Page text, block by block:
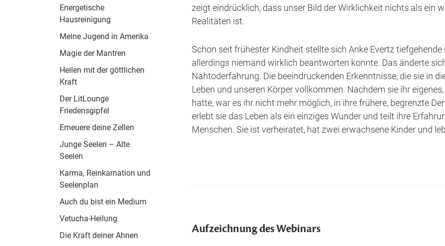
Energetische
Hausreinigung
Meine Jugend in Amerika
Magie der Mantren
Heilen mit der göttlichen
Kraft
Der LitLounge
Friedensgipfel
Erneuere deine Zellen
Junge Seelen – Alte
Seelen
Karma, Reinkarnation und
Seelenplan
Auch du bist ein Medium
Vetucha-Heilung
Die Kraft deiner Ahnen
zeigt eindrücklich, dass unser Bild der Wirklichkeit nichts als ein
Realitäten ist.
Schon seit frühester Kindheit stellte sich Anke Evertz tiefgehende
allerdings niemand wirklich beantworten konnte. Das änderte
Nahtoderfahrung. Die beeindruckenden Erkenntnisse, die sie in
Leben und unseren Körper vollkommen. Nachdem sie ihr
hatte, war es ihr nicht mehr möglich, in ihre frühere, begrenzte
erlebt sie das Leben als ein einziges Wunder und teilt ihre
Menschen. Sie ist verheiratet, hat zwei erwachsene Kinder und
Aufzeichnung des Webinars